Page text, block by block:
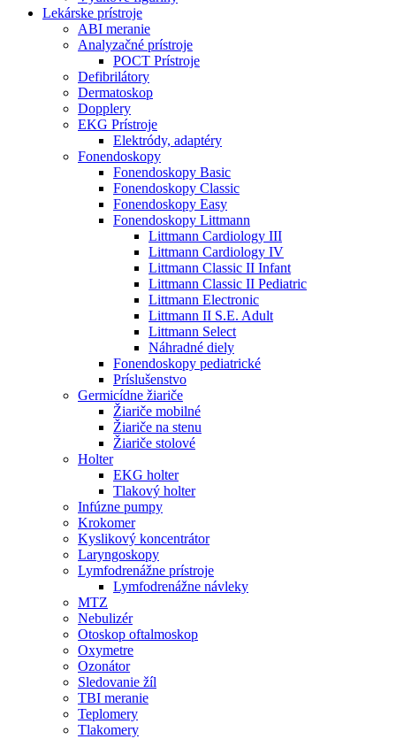
Lekárske prístroje
ABI meranie
Analyzačné prístroje
POCT Prístroje
Defibrilátory
Dermatoskop
Dopplery
EKG Prístroje
Elektródy, adaptéry
Fonendoskopy
Fonendoskopy Basic
Fonendoskopy Classic
Fonendoskopy Easy
Fonendoskopy Littmann
Littmann Cardiology III
Littmann Cardiology IV
Littmann Classic II Infant
Littmann Classic II Pediatric
Littmann Electronic
Littmann II S.E. Adult
Littmann Select
Náhradné diely
Fonendoskopy pediatrické
Príslušenstvo
Germicídne žiariče
Žiariče mobilné
Žiariče na stenu
Žiariče stolové
Holter
EKG holter
Tlakový holter
Infúzne pumpy
Krokomer
Kyslikový koncentrátor
Laryngoskopy
Lymfodrenážne prístroje
Lymfodrenážne návleky
MTZ
Nebulizér
Otoskop oftalmoskop
Oxymetre
Ozonátor
Sledovanie žíl
TBI meranie
Teplomery
Tlakomery